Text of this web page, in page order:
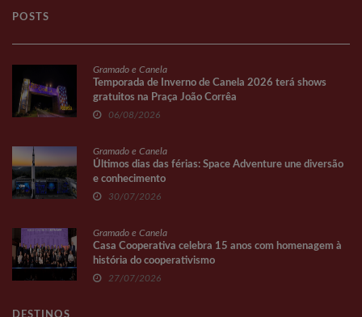
POSTS
Gramado e Canela
Temporada de Inverno de Canela 2026 terá shows
gratuitos na Praça João Corrêa
06/08/2026
Gramado e Canela
Últimos dias das férias: Space Adventure une diversão
e conhecimento
30/07/2026
Gramado e Canela
Casa Cooperativa celebra 15 anos com homenagem à
história do cooperativismo
27/07/2026
DESTINOS